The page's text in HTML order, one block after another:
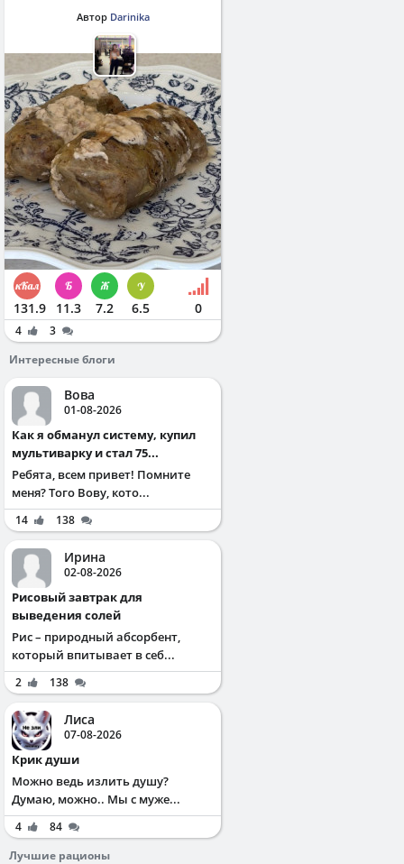
Автор Darinika
131.9 11.3 7.2 6.5 0
4
3
Интересные блоги
Вова
01-08-2026
Как я обманул систему, купил
мультиварку и стал 75...
Ребята, всем привет! Помните
меня? Того Вову, кото...
14 138
Ирина
02-08-2026
Рисовый завтрак для
выведения солей
Рис – природный абсорбент,
который впитывает в себ...
2 138
Лиса
07-08-2026
Крик души
Можно ведь излить душу?
Думаю, можно.. Мы с муже...
4
84
Лучшие рационы